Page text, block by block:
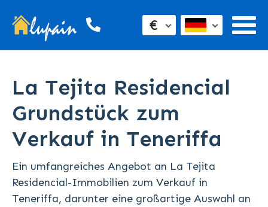
€
La Tejita Residencial
Grundstück zum
Verkauf in Teneriffa
Ein umfangreiches Angebot an La Tejita
Residencial-Immobilien zum Verkauf in
Teneriffa, darunter eine großartige Auswahl an